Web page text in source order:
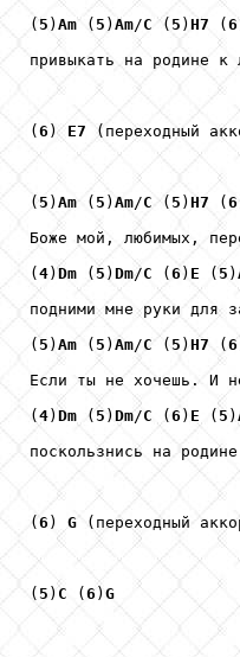
(5 ) Am ( 5 ) Am/C ( 5 ) H7 ( 6
привыкать на родине
( 6 ) E7 (переходный
(5 ) Am ( 5 ) Am/C ( 5 ) H7 ( 6
Боже мой, любимых,
( 4)Dm ( 5 ) Dm/C ( 6 ) E (5 )
подними мне руки для
( 5 ) Am ( 5 ) Am/C ( 5 ) H7 ( 6
Если ты не хочешь. И
( 4) Dm ( 5 )Dm/C ( 6 ) E ( 5 )
поскользнись на
( 6 ) G (переходный
( 5 ) C ( 6 ) G